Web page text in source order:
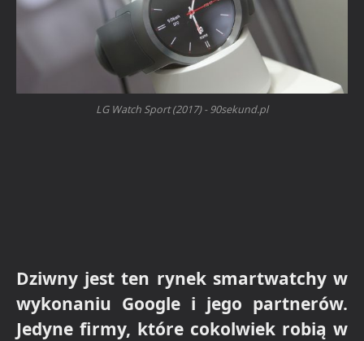
LG Watch Sport (2017) - 90sekund.pl
Dziwny jest ten rynek smartwatchy w
wykonaniu Google i jego partnerów.
Jedyne firmy, które cokolwiek robią w